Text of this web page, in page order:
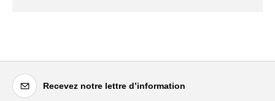
Recevez notre lettre d’information